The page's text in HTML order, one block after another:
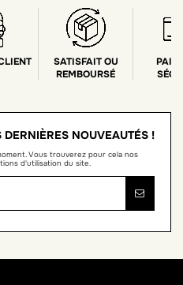
SATISFAIT OU
REMBOURSÉ
NOUVEAUTÉS !
Vous trouverez pour cela nos
d'utilisation du site.